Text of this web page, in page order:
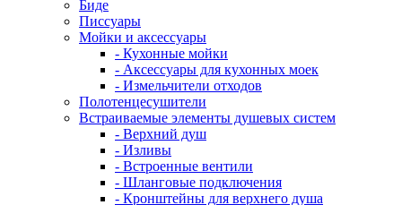
Биде
Писсуары
Мойки и аксессуары
- Кухонные мойки
- Аксессуары для кухонных моек
- Измельчители отходов
Полотенцесушители
Встраиваемые элементы душевых систем
- Верхний душ
- Изливы
- Встроенные вентили
- Шланговые подключения
- Кронштейны для верхнего душа